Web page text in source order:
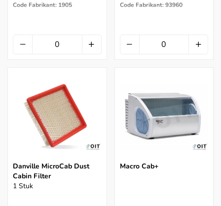
Code Fabrikant: 1905
Code Fabrikant: 93960
Danville MicroCab Dust
Cabin Filter
1 Stuk
Macro Cab+